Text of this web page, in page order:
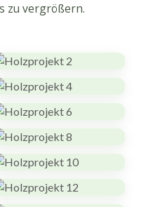
zu vergrößern.